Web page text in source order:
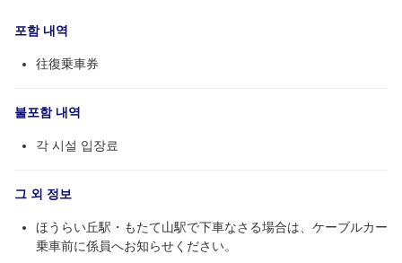
포함 내역
往復乗車券
불포함 내역
각 시설 입장료
그 외 정보
ほうらい丘駅・もたて山駅で下車なさる場合は、ケーブルカー
乗車前に係員へお知らせください。